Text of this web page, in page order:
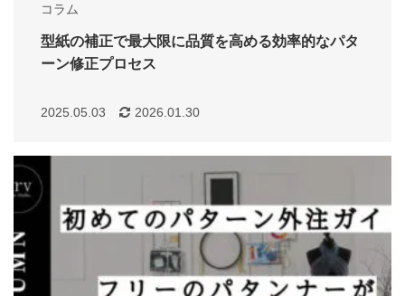
コラム
型紙の補正で最大限に品質を高める効率的なパタ
ーン修正プロセス
2025.05.03 2026.01.30